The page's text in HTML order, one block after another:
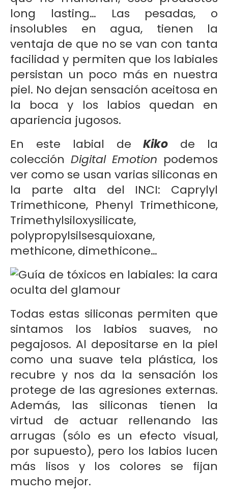
long lasting… Las pesadas, o
insolubles en agua, tienen la
ventaja de que no se van con tanta
facilidad y permiten que los labiales
persistan un poco más en nuestra
piel. No dejan sensación aceitosa en
la boca y los labios quedan en
apariencia jugosos.
En este labial deKiko de la
colección Digital Emotion podemos
ver como se usan varias siliconas en
la parte alta del INCI: Caprylyl
Trimethicone, Phenyl Trimethicone,
Trimethylsiloxysilicate,
polypropylsilsesquioxane,
methicone, dimethicone…
Todas estas siliconas permiten que
sintamos los labios suaves, no
pegajosos. Al depositarse en la piel
como una suave tela plástica, los
recubre y nos da la sensación los
protege de las agresiones externas.
Además, las siliconas tienen la
virtud de actuar rellenando las
arrugas (sólo es un efecto visual,
por supuesto), pero los labios lucen
más lisos y los colores se fijan
mucho mejor.